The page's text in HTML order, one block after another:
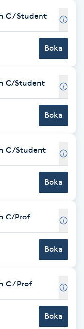
C / Student
Boka
C/Student
Boka
C /Student
Boka
C/Prof
Boka
C / Prof
Boka